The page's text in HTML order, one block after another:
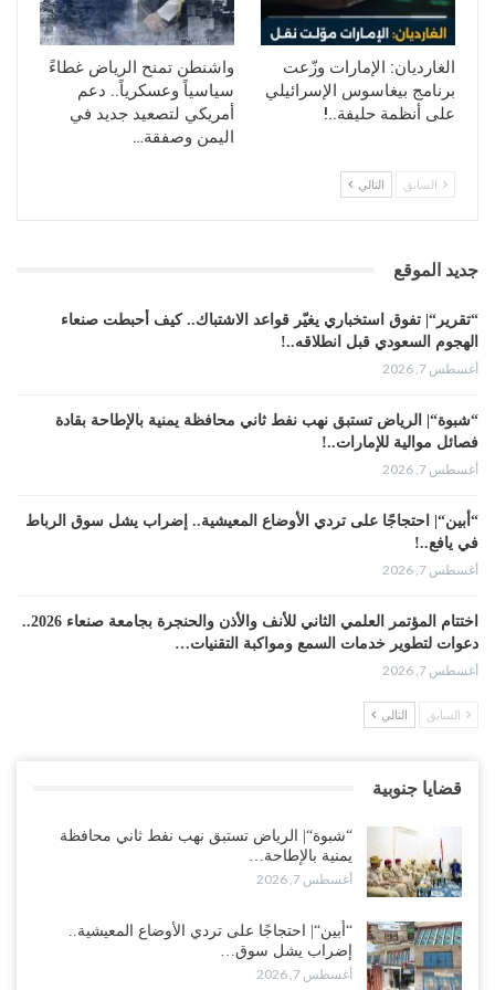
الغارديان: الإمارات وزّعت
برنامج بيغاسوس الإسرائيلي
على أنظمة حليفة..!
واشنطن تمنح الرياض غطاءً
سياسياً وعسكرياً.. دعم
أمريكي لتصعيد جديد في
اليمن وصفقة…
السابق التالي
جديد الموقع
“تقرير“| تفوق استخباري يغيّر قواعد الاشتباك.. كيف أحبطت صنعاء
الهجوم السعودي قبل انطلاقه..!
أغسطس 7, 2026
“شبوة“| الرياض تستبق نهب نفط ثاني محافظة يمنية بالإطاحة بقادة
فصائل موالية للإمارات..!
أغسطس 7, 2026
“أبين“| احتجاجًا على تردي الأوضاع المعيشية.. إضراب يشل سوق الرباط
في يافع..!
أغسطس 7, 2026
اختتام المؤتمر العلمي الثاني للأنف والأذن والحنجرة بجامعة صنعاء 2026..
دعوات لتطوير خدمات السمع ومواكبة التقنيات…
أغسطس 7, 2026
“حضرموت“| عصيان مدني واسع ورفض للتجنيد السعودي يوسّعان
واسعة وإعادة ترتيب المشهد العسكري..!
أغسطس 6, 2026
ضربات صنعاء تربك التحشيدات السعودية شرق اليمن.. خسائر بشرية
وانسحابات وفوضى تعصف بمعسكرات حضرموت ومأرب..!
أغسطس 6, 2026
السابق التالي
قضايا جنوبية
“شبوة“| الرياض تستبق نهب نفط ثاني محافظة
يمنية بالإطاحة…
أغسطس 7, 2026
“أبين“| احتجاجًا على تردي الأوضاع المعيشية..
إضراب يشل سوق…
أغسطس 7, 2026